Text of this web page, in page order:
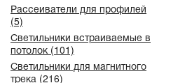
Рассеиватели для профилей
(5)
Светильники встраиваемые в
потолок (101)
Светильники для магнитного
трека (216)